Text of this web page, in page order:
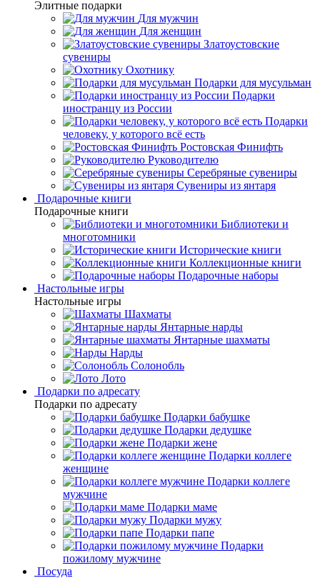
Элитные подарки
Для мужчин
Для женщин
Златоустовские
сувениры
Охотнику
Подарки для мусульман
Подарки
иностранцу из России
Подарки
человеку, у которого всё есть
Ростовская Финифть
Руководителю
Серебряные сувениры
Сувениры из янтаря
Подарочные книги
Подарочные книги
Библиотеки и
многотомники
Исторические книги
Коллекционные книги
Подарочные наборы
Настольные игры
Настольные игры
Шахматы
Янтарные нарды
Янтарные шахматы
Нарды
Солонобль
Лото
Подарки по адресату
Подарки по адресату
Подарки бабушке
Подарки дедушке
Подарки жене
Подарки коллеге
женщине
Подарки коллеге
мужчине
Подарки маме
Подарки мужу
Подарки папе
Подарки
пожилому мужчине
Посуда